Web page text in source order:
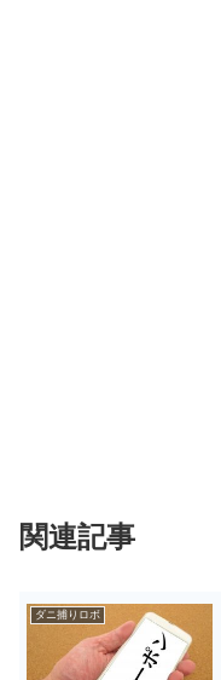
関連記事
ダニ捕りロボ